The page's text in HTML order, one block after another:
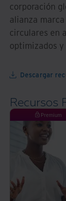
corporación
alianza
circulares en
optimizados
Descargar
Recursos
Premium